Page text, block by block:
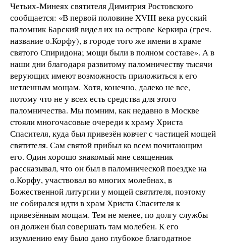
Четьих-Минеях святителя Димитрия Ростовского
сообщается: «В первой половине XVIII века русский
паломник Барский видел их на острове Керкира (греч.
название о.Корфу), в городе того же имени в храме
святого Спиридона; мощи были в полном составе». А в
наши дни благодаря развитому паломничеству тысячи
верующих имеют возможность приложиться к его
нетленным мощам. Хотя, конечно, далеко не все,
потому что не у всех есть средства для этого
паломничества. Мы помним, как недавно в Москве
стояли многочасовые очереди к храму Христа
Спасителя, куда был привезён ковчег с частицей мощей
святителя. Сам святой прибыл ко всем почитающим
его. Один хорошо знакомый мне священник
рассказывал, что он был в паломнической поездке на
о.Корфу, участвовал во многих молебнах, в
Божественной литургии у мощей святителя, поэтому
не собирался идти в храм Христа Спасителя к
привезённым мощам. Тем не менее, по долгу службы
он должен был совершать там молебен. К его
изумлению ему было дано глубокое благодатное